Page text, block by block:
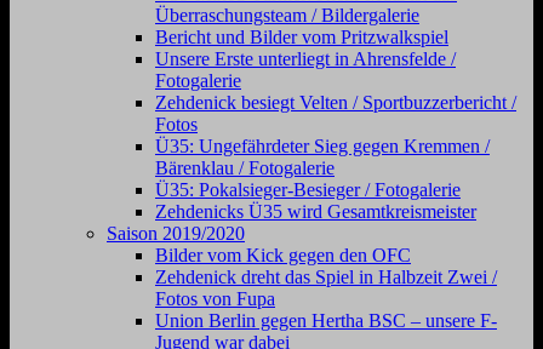
Überraschungsteam / Bildergalerie
Bericht und Bilder vom Pritzwalkspiel
Unsere Erste unterliegt in Ahrensfelde /
Fotogalerie
Zehdenick besiegt Velten / Sportbuzzerbericht /
Fotos
Ü35: Ungefährdeter Sieg gegen Kremmen /
Bärenklau / Fotogalerie
Ü35: Pokalsieger-Besieger / Fotogalerie
Zehdenicks Ü35 wird Gesamtkreismeister
Saison 2019/2020
Bilder vom Kick gegen den OFC
Zehdenick dreht das Spiel in Halbzeit Zwei /
Fotos von Fupa
Union Berlin gegen Hertha BSC – unsere F-
Jugend war dabei